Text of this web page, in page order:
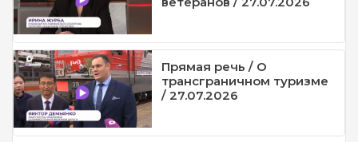
Прямая речь / О
трансграничном туризме
/ 27.07.2026